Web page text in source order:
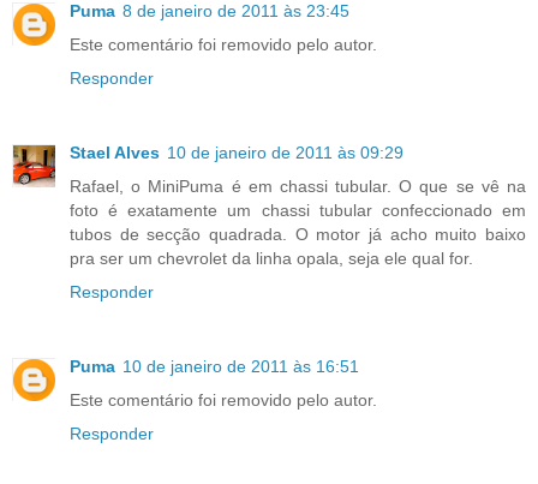
Puma 8 de janeiro de 2011 às 23:45
Este comentário foi removido pelo autor.
Responder
Stael Alves 10 de janeiro de 2011 às 09:29
Rafael, o MiniPuma é em chassi tubular. O que se vê na
foto é exatamente um chassi tubular confeccionado em
tubos de secção quadrada. O motor já acho muito baixo
pra ser um chevrolet da linha opala, seja ele qual for.
Responder
Puma 10 de janeiro de 2011 às 16:51
Este comentário foi removido pelo autor.
Responder